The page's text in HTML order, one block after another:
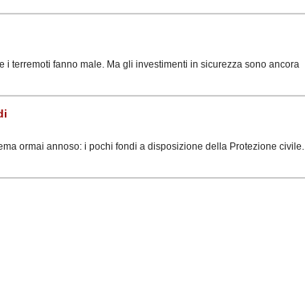
i terremoti fanno male. Ma gli investimenti in sicurezza sono ancora
ormai annoso: i pochi fondi a disposizione della Protezione civile.